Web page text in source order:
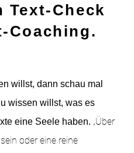
Text-Check
Coaching.
willst, dann schau mal
wissen willst, was es
eine Seele haben. „Über
oder eine reine